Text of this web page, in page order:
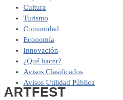
Cultura
Turismo
Comunidad
Economía
Innovación
¿Qué hacer?
Avisos Clasificados
Avisos Utilidad Pública
ARTFEST